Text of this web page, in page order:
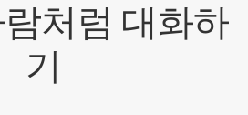
처럼 대화하
기